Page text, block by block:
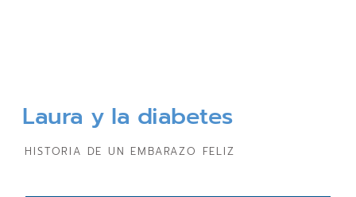
Laura y la diabetes
HISTORIA DE UN EMBARAZO FELIZ